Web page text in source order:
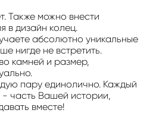
Также можно внести
в дизайн колец.
абсолютно уникальные
нигде не встретить.
камней и размер,
пару единолично. Каждый
- часть Вашей истории,
вместе!